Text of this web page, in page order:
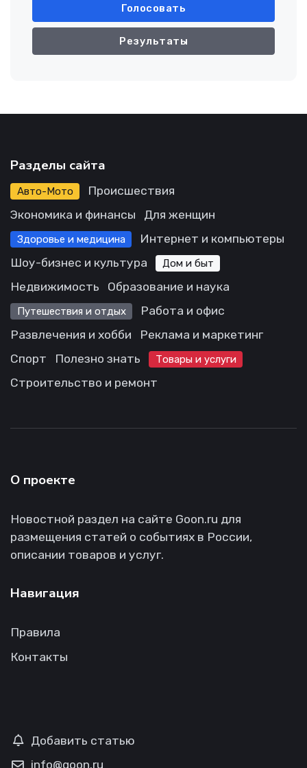
Голосовать
Результаты
Разделы сайта
Авто-Мото
Происшествия
Экономика и финансы
Для женщин
Здоровье и медицина
Интернет и компьютеры
Шоу-бизнес и культура
Дом и быт
Недвижимость Образование и наука
Путешествия и отдых
Работа и офис
Развлечения и хобби
Реклама и маркетинг
Спорт
Полезно знать Товары и услуги
Строительство и ремонт
О проекте
Новостной раздел на сайте Goon.ru для
размещения статей о событиях в России,
описании товаров и услуг.
Навигация
Правила
Контакты
Добавить статью
info@goon.ru